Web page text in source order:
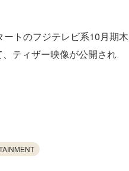
トのフジテレビ系10月期木
ティザー映像が公開され